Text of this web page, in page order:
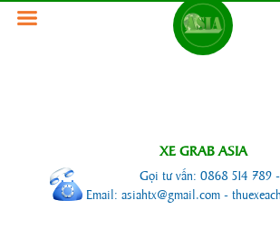
XE GRAB ASIA
Gọi tư vấn: 0868 514 789
Email: asiahtx@gmail.com -